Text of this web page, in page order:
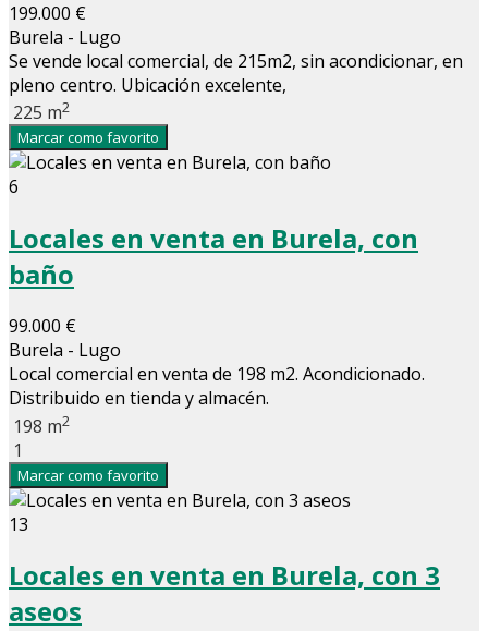
199.000 €
Burela - Lugo
Se vende local comercial, de 215m2, sin acondicionar, en
pleno centro. Ubicación excelente,
225 m2
Marcar como favorito
6
Locales en venta en Burela, con
baño
99.000 €
Burela - Lugo
Local comercial en venta de 198 m2. Acondicionado.
Distribuido en tienda y almacén.
198 m2
1
Marcar como favorito
13
Locales en venta en Burela, con 3
aseos